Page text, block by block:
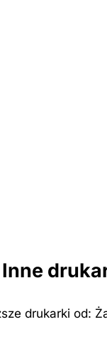
Inne
drukarki od: